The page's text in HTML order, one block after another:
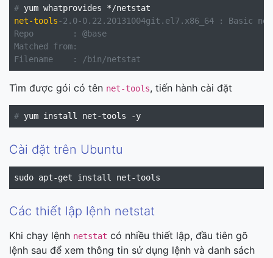
#
net-tools-2.0-0.22.20131004git.el7.x86_64 : Basic
Repo        : @base
Matched from:
Filename    : /bin/netstat
Tìm được gói có tên net-tools, tiến hành cài đặt
#
Cài đặt trên Ubuntu
sudo apt-get install net-tools
Các thiết lập lệnh netstat
Khi chạy lệnh netstat có nhiều thiết lập, đầu tiên gõ
lệnh sau để xem thông tin sử dụng lệnh và danh sách